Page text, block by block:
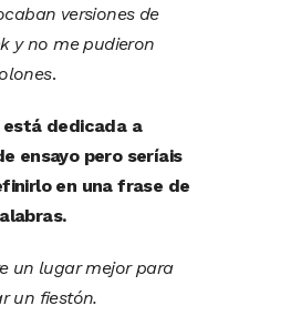
versiones de
y no me pudieron
.
está dedicada a
ensayo pero seríais
en una frase de
un lugar mejor para
un fiestón.